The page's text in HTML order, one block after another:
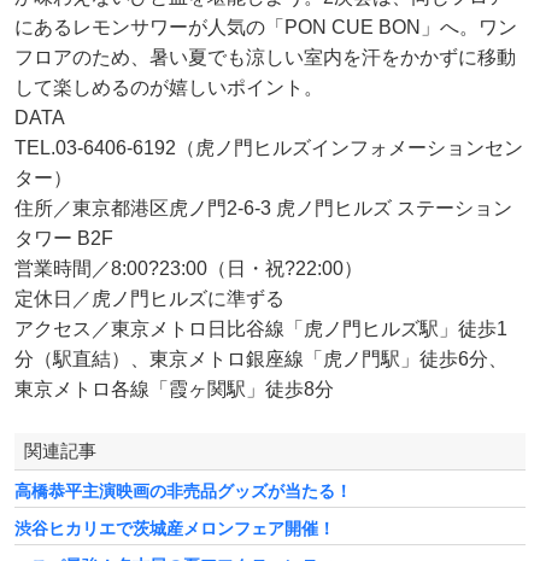
にあるレモンサワーが人気の「PON CUE BON」へ。ワン
フロアのため、暑い夏でも涼しい室内を汗をかかずに移動
して楽しめるのが嬉しいポイント。
DATA
TEL.03-6406-6192（虎ノ門ヒルズインフォメーションセン
ター）
住所／東京都港区虎ノ門2-6-3 虎ノ門ヒルズ ステーション
タワー B2F
営業時間／8:00?23:00（日・祝?22:00）
定休日／虎ノ門ヒルズに準ずる
アクセス／東京メトロ日比谷線「虎ノ門ヒルズ駅」徒歩1
分（駅直結）、東京メトロ銀座線「虎ノ門駅」徒歩6分、
東京メトロ各線「霞ヶ関駅」徒歩8分
関連記事
高橋恭平主演映画の非売品グッズが当たる！
渋谷ヒカリエで茨城産メロンフェア開催！